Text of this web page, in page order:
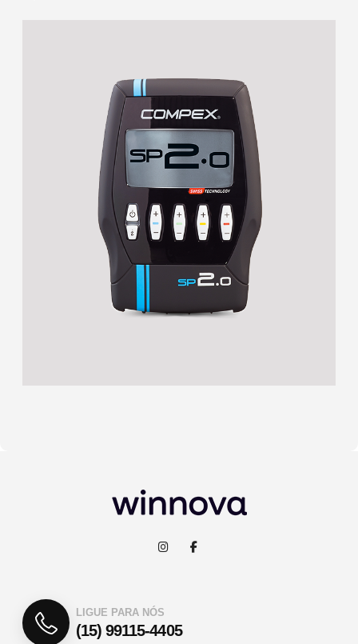
LIGUE PARA NÓS
(15) 99115-4405